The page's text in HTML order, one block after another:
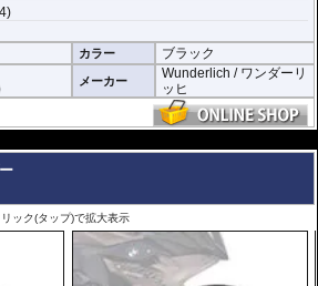
カラー ブラック
メーカー
Wunderlich / ワンダーリ
ッヒ
ック(タップ)で拡大表示